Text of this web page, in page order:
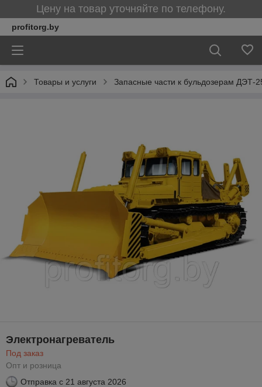
Цену на товар уточняйте по телефону.
profitorg.by
Товары и услуги Запасные части к бульдозерам
Электронагреватель
Под заказ
Опт и розница
Отправка с 21 августа 2026